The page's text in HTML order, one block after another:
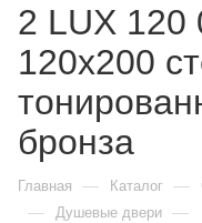
2 LUX 120
120х200
бронза
Главная — Каталог —
— Душевые двери —